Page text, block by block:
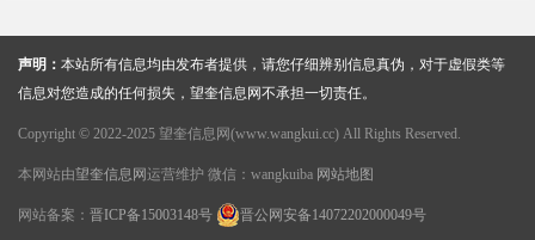
声明： 本站所有信息均由发布者提供，请您仔细辨别信息真伪，对于虚假类等
信息对您造成的任何损失，望奎信息网不承担一切责任。
Copyright © 2022-2025 望奎信息网(www.wangkui.cc) All Rights Reserved.
本网站由望奎信息网 运营维护 微信：wangkuiba 网站地图
网站备案： 晋ICP备15003148号 晋公网安备14072202000049号